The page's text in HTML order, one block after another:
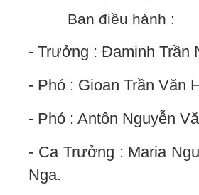
Ban điều hành :
- Trưởng : Đaminh Trần
- Phó : Gioan Trần Văn
- Phó : Antôn Nguyễn
- Ca Trưởng : Maria
Nga.